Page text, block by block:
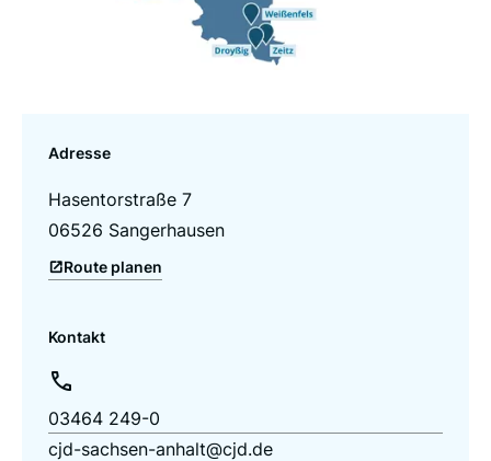
Adresse
Hasentorstraße 7
06526 Sangerhausen
Route planen
Kontakt
03464 249-0
cjd-sachsen-anhalt@cjd.de